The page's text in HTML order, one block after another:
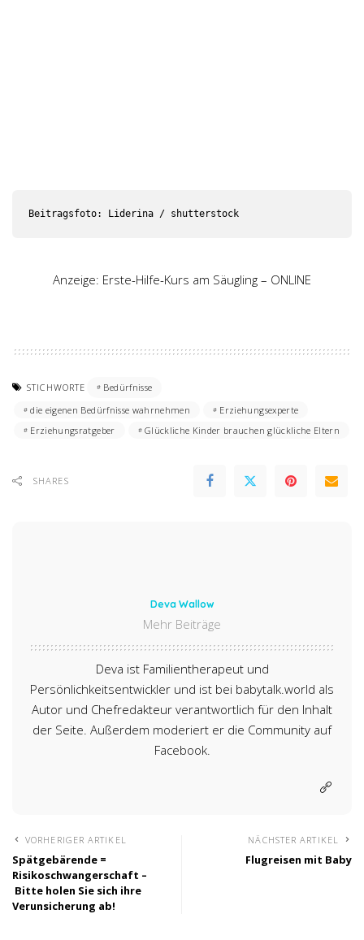
Beitragsfoto: Liderina / shutterstock
Anzeige: Erste-Hilfe-Kurs am Säugling – ONLINE
STICHWORTE
Bedürfnisse
die eigenen Bedürfnisse wahrnehmen
Erziehungsexperte
Erziehungsratgeber
Glückliche Kinder brauchen glückliche Eltern
SHARES
Deva Wallow
Mehr Beiträge
Deva ist Familientherapeut und
Persönlichkeitsentwickler und ist bei babytalk.world als
Autor und Chefredakteur verantwortlich für den Inhalt
der Seite. Außerdem moderiert er die Community auf
Facebook.
VORHERIGER ARTIKEL
Spätgebärende =
Risikoschwangerschaft –
Bitte holen Sie sich ihre
Verunsicherung ab!
NÄCHSTER ARTIKEL
Flugreisen mit Baby